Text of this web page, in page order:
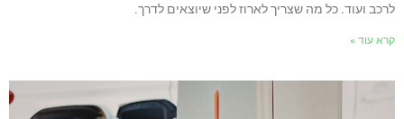
ועוד. כל מה שצריך לארוז לפני שיוצאים לדרך.
עוד »